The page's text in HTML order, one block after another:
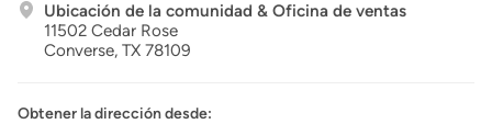
Ubicación de la comunidad & Oficina de ventas
11502 Cedar Rose
Converse, TX 78109
Obtener la dirección desde: